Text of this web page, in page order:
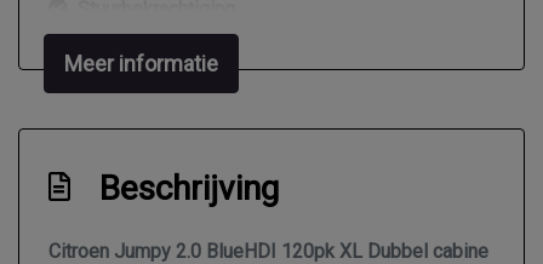
Exterieur
Buitenspiegels verwarmbaar
Centrale vergrendeling
Meer informatie
Beschrijving
Citroen Jumpy 2.0 BlueHDI 120pk XL Dubbel cabine